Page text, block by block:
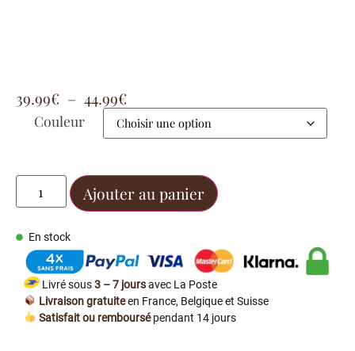
39.99€ – 44.99€
Couleur
Ajouter au panier
En stock
Livré sous3 – 7 joursavec La Poste
Livraison gratuiteen France, Belgique et Suisse
Satisfait ou remboursépendant 14 jours